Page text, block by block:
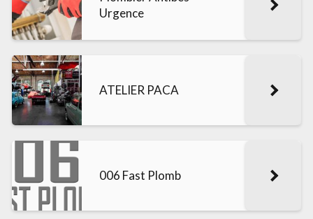
Urgence
ATELIER PACA
006 Fast Plomb